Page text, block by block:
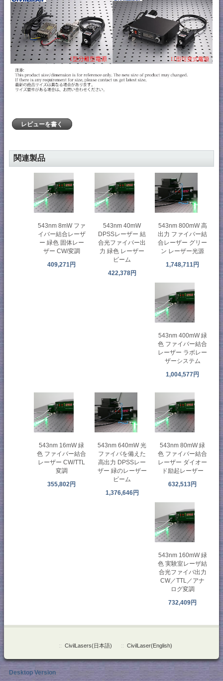
レビューを書く
関連製品
543nm 8mW ファ
イバー結合レーザ
ー 緑色 固体レー
ザー CW/変調
409,271円
543nm 40mW
DPSSレーザー 結
合光ファイバー出
力 緑色 レーザー
ビーム
422,378円
543nm 800mW 高
出力 ファイバー結
合レーザー グリー
ン レーザー光源
1,748,711円
543nm 400mW 緑
色 ファイバー結合
レーザー ラボレー
ザーシステム
1,004,577円
543nm 16mW 緑
色 ファイバー結合
レーザー CW/TTL
変調
355,802円
543nm 640mW 光
ファイバを備えた
高出力 DPSSレー
ザー 緑のレーザー
ビーム
1,376,646円
543nm 80mW 緑
色 ファイバー結合
レーザー ダイオー
ド励起レーザー
632,513円
543nm 160mW 緑
色 実験室レーザ結
合光ファイバ出力
CW／TTL／アナ
ログ変調
732,409円
:: CivilLasers(日本語) :: CivilLaser(English)
Desktop Version